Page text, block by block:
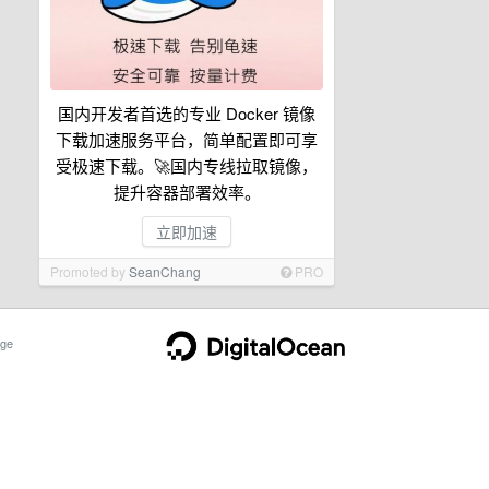
国内开发者首选的专业 Docker 镜像
下载加速服务平台，简单配置即可享
受极速下载。🚀国内专线拉取镜像，
提升容器部署效率。
立即加速
Promoted bySeanChang PRO